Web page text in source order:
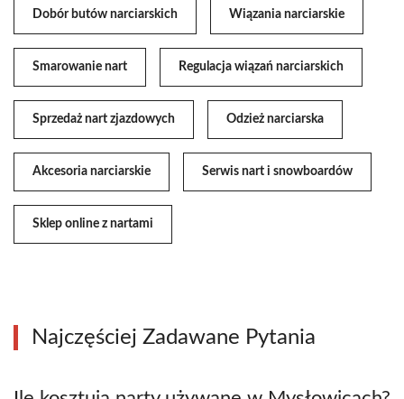
Dobór butów narciarskich Wiązania narciarskie
Smarowanie nart Regulacja wiązań narciarskich
Sprzedaż nart zjazdowych Odzież narciarska
Akcesoria narciarskie Serwis nart i snowboardów
Sklep online z nartami
Najczęściej Zadawane Pytania